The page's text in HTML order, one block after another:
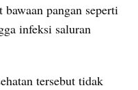
pangan seperti
infeksi saluran
tersebut tidak